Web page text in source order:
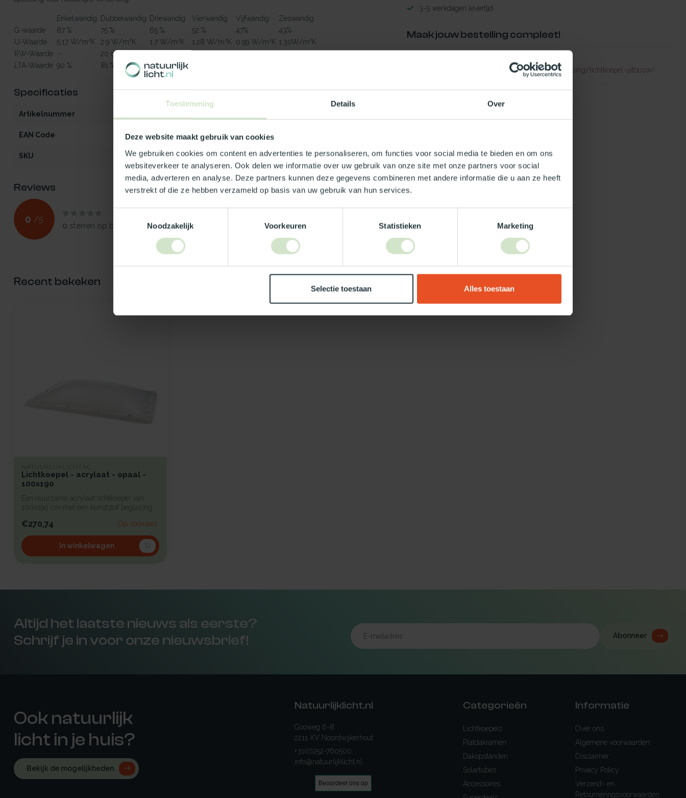
Toestemming Details Over
Deze website maakt gebruik van cookies
We gebruiken cookies om content en advertenties te personaliseren, om functies voor social media te bieden en om ons
websiteverkeer te analyseren. Ook delen we informatie over uw gebruik van onze site met onze partners voor social
media, adverteren en analyse. Deze partners kunnen deze gegevens combineren met andere informatie die u aan ze heeft
verstrekt of die ze hebben verzameld op basis van uw gebruik van hun services.
Noodzakelijk
Voorkeuren Statistieken Marketing
Selectie toestaan Alles toestaan
Enkelwandig Dubbelwandig Driewandig Vierwandig Vijfwandig
Zeswandig
G-waarde
87 % 75 % 65 % 52 % 47%
43%
U-Waarde
5.17 W/m²K 2.9 W/m²K 1.7 W/m²K 1.28 W/m²K 0.99 W/m²K 1.30W/m²K
RW-Waarde
- 20 dB
LTA-Waarde 90 % 81 % 73 %
Specificaties
Artikelnummer
EAN Code 5412970264989
SKU 26498
Reviews
0 /5
0 sterren op basis van 0beoordelingen
3-5 werkdagen levertijd
Maak jouw bestelling compleet!
https://www.natuurlijklicht.nl/lichtkoepels/toepassing/lichtkoepel-uitbouw/
Recent bekeken
NATUURLIJKLICHT.NL
Lichtkoepel - acrylaat - opaal -
100x190
Een duurzame acrylaat lichtkoepel van
100x190 cm met een kunststof beglazing,
€270,74 Op voorraad
In winkelwagen
Altijd het laatste nieuws als eerste?
Schrijf je in voor onze nieuwsbrief!
Abonneer
Ook natuurlijk
licht in je huis?
Bekijk de mogelijkheden
Natuurlijklicht.nl
Gooweg 6-8
2211 XV Noordwijkerhout
+31(0)252-760500
info@natuurlijklicht.nl
Categorieën
Lichtkoepels
Platdakramen
Dakopstanden
Solartubes
Accessoires
Informatie
Over ons
Algemene voorwaarden
Disclaimer
Privacy Policy
Verzend- en
Retourneringsvoorwaarden